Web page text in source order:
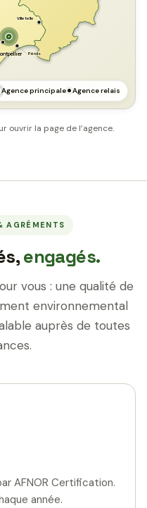
Pérols
Villetelle
Agence principale Agence relais
ouvrir la page de l’agence.
AGRÉMENTS
engagés.
vous : une qualité de
environnemental
auprès de toutes
AFNOR Certification.
année.